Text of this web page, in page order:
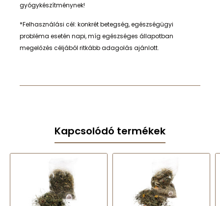
gyógykészítménynek!
*Felhasználási cél: konkrét betegség, egészségügyi
probléma esetén napi, míg egészséges állapotban
megelőzés céljából ritkább adagolás ajánlott.
Kapcsolódó termékek